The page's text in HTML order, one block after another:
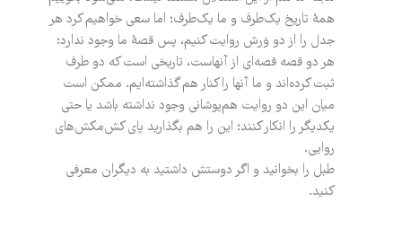
همۀ تاریخ یک‌طرف و ما یک‌طرف؛ اما سعی‌ خواهیم ‌کرد هر
جدل را از دو وَرش روایت کنیم، پس قصۀ ما وجود ندارد؛
هر دو قصه قصه‌ای از آنهاست، تاریخی است که دو طرف
ثبت کرده‌اند و ما آنها را کنار هم گذاشته‌ایم‌. ممکن است
میان این دو روایت هم‌پوشانی وجود نداشته باشد یا حتی
یکدیگر را انکار کنند؛ این را هم بگذارید پای کش‌مکش‌های
روایی.
طبل را بخوانید و اگر دوستش داشتید به دیگران معرفی
کنید.